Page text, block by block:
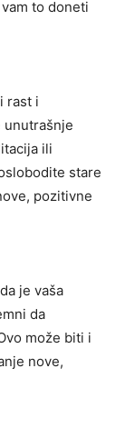
to doneti
rast i
unutrašnje
ili
stare
pozitivne
je vaša
da
može biti i
nove,